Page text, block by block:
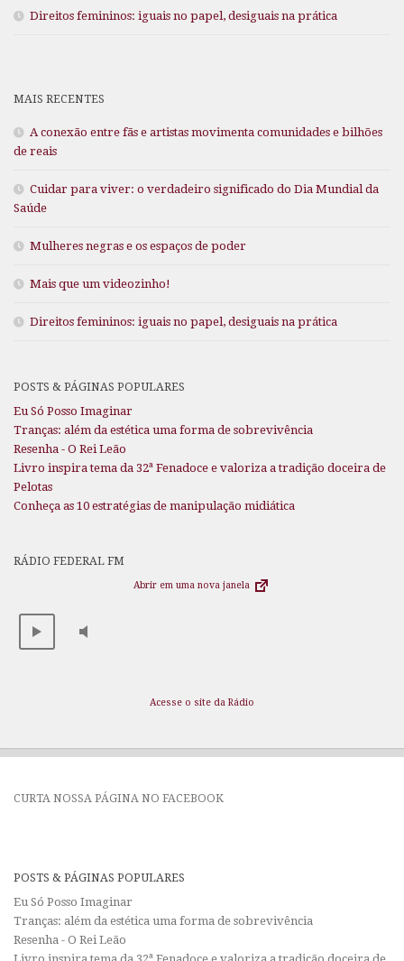
Direitos femininos: iguais no papel, desiguais na prática
MAIS RECENTES
A conexão entre fãs e artistas movimenta comunidades e bilhões
de reais
Cuidar para viver: o verdadeiro significado do Dia Mundial da
Saúde
Mulheres negras e os espaços de poder
Mais que um videozinho!
Direitos femininos: iguais no papel, desiguais na prática
POSTS & PÁGINAS POPULARES
Eu Só Posso Imaginar
Tranças: além da estética uma forma de sobrevivência
Resenha - O Rei Leão
Livro inspira tema da 32ª Fenadoce e valoriza a tradição doceira de
Pelotas
Conheça as 10 estratégias de manipulação midiática
RÁDIO FEDERAL FM
Abrir em uma nova janela
Acesse o site da Rádio
CURTA NOSSA PÁGINA NO FACEBOOK
POSTS & PÁGINAS POPULARES
Eu Só Posso Imaginar
Tranças: além da estética uma forma de sobrevivência
Resenha - O Rei Leão